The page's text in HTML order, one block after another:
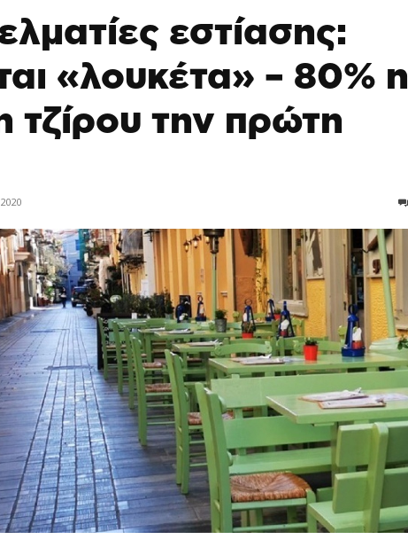
εστίασης:
«λουκέτα» – 80% η
τζίρου την πρώτη